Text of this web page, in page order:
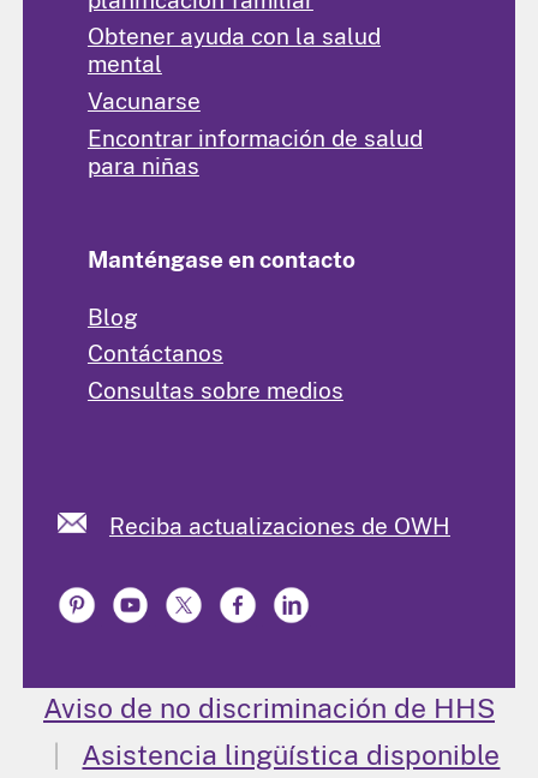
Obtener ayuda con la salud
mental
Vacunarse
Encontrar información de salud
para niñas
Manténgase en contacto
Blog
Contáctanos
Consultas sobre medios
Reciba actualizaciones de OWH
Aviso de no discriminación de HHS
Asistencia lingüística disponible